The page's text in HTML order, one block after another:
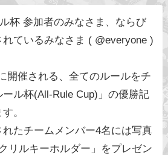
杯 参加者のみなさま、ならび
ているみなさま ( @everyone )
開催される、全てのルールをチ
ル杯(All-Rule Cup)」の優勝記
。
れたチームメンバー4名には写真
リルキーホルダー」をプレゼン